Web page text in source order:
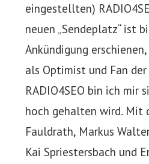
eingestellten)
neuen „Sendeplatz“ ist
Ankündigung
als Optimist und Fan der
RADIO4SEO bin ich mir
hoch gehalten wird. Mit
Fauldrath, Markus
Kai Spriestersbach und